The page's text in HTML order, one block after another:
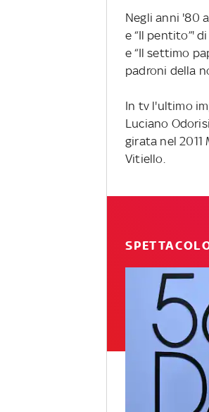
Negli anni '80
e “Il pentito”'
e “Il settimo
padroni della
In tv l'ultimo
Luciano
girata nel
Vitiello.